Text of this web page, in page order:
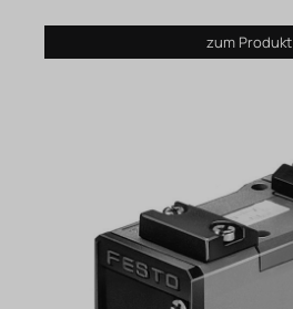
zum Produkt